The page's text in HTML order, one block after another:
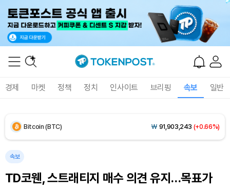
경제 마켓 정책 정치 인사이트 브리핑 속보 일반
Solana (SOL) ₩108,376(+0.87%)
Bitcoin (BTC) ₩ 91,903,243 (+0.66%)
속보
TD코웬, 스트래티지 매수 의견 유지…목표가